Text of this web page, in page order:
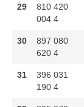
29
810 420
004 4
30
897 080
620 4
31
396 031
190 4